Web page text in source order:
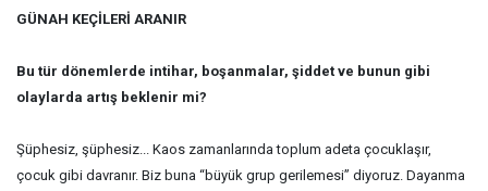
GÜNAH KEÇİLERİ ARANIR
Bu tür dönemlerde intihar, boşanmalar, şiddet ve bunun gibi
olaylarda artış beklenir mi?
Şüphesiz, şüphesiz... Kaos zamanlarında toplum adeta çocuklaşır,
çocuk gibi davranır. Biz buna “büyük grup gerilemesi” diyoruz. Dayanma